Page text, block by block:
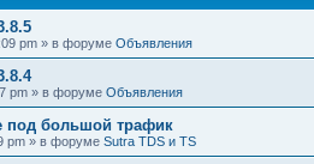
pm » в форуме Объявления
pm » в форуме Объявления
под большой трафик
pm » в форуме Sutra TDS и TS